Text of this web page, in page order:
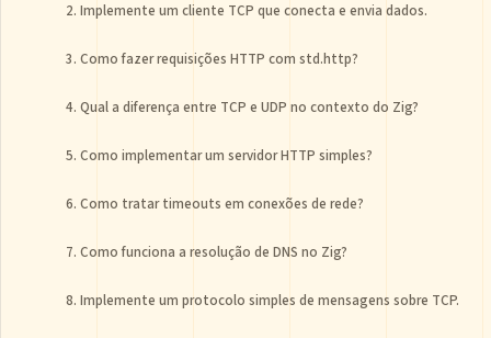
2. Implemente um cliente TCP que conecta e envia dados.
3. Como fazer requisições HTTP com std.http?
4. Qual a diferença entre TCP e UDP no contexto do Zig?
5. Como implementar um servidor HTTP simples?
6. Como tratar timeouts em conexões de rede?
7. Como funciona a resolução de DNS no Zig?
8. Implemente um protocolo simples de mensagens sobre TCP.